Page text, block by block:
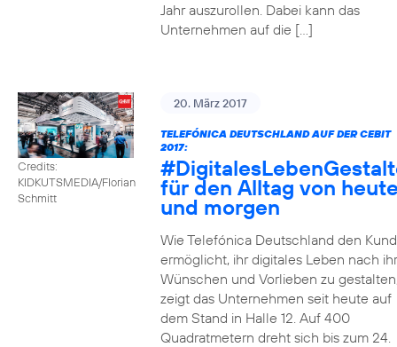
Jahr auszurollen. Dabei kann das
Unternehmen auf die […]
Credits:
KIDKUTSMEDIA/Florian
Schmitt
20. März 2017
TELEFÓNICA DEUTSCHLAND AUF DER CEBIT
2017:
für den Alltag von
und morgen
Wie Telefónica Deutschland den
ermöglicht, ihr digitales Leben nach
Wünschen und Vorlieben zu
zeigt das Unternehmen seit heute auf
dem Stand in Halle 12. Auf 400
Quadratmetern dreht sich bis zum 24.